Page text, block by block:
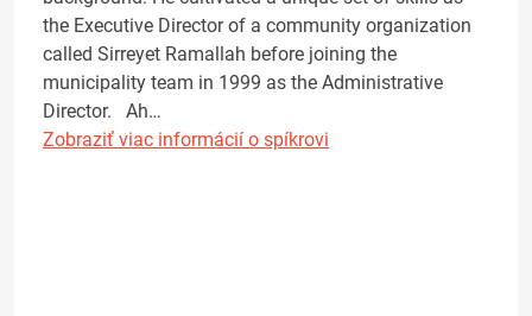
the Executive Director of a community organization
called Sirreyet Ramallah before joining the
municipality team in 1999 as the Administrative
Director. Ah…
Zobraziť viac informácií o spíkrovi